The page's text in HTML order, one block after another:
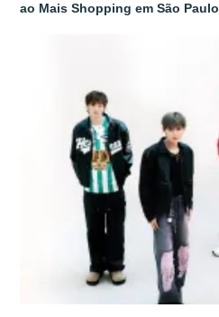
ao Mais Shopping em São Paulo